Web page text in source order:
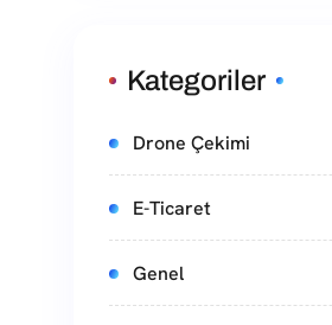
Kategoriler
Drone Çekimi
E-Ticaret
Genel